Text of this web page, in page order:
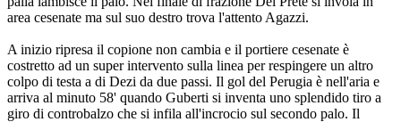
area cesenate ma sul suo destro trova l'attento Agazzi.
A inizio ripresa il copione non cambia e il portiere cesenate è
costretto ad un super intervento sulla linea per respingere un altro
colpo di testa a di Dezi da due passi. Il gol del Perugia è nell'aria e
arriva al minuto 58' quando Guberti si inventa uno splendido tiro a
giro di controbalzo che si infila all'incrocio sul secondo palo. Il